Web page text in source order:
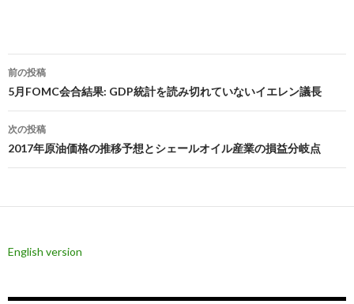
投
稿
ナ
ビ
ゲ
ー
ョ
前の投稿
5月FOMC会合結果: GDP統計を読み切れていないイエレン議長
次の投稿
2017年原油価格の推移予想とシェールオイル産業の損益分岐点
English version